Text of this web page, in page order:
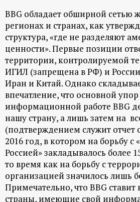
BBG обладает обширной сетью
регионах и странах, как
структура, «где не разделяют
ценности». Первые позиции
территории, контролируемой
ИГИЛ (запрещена в РФ) и
Иран и Китай. Однако
впечатление, что основной упор
информационной работе BBG
нашу страну, а лишь затем на
(подтверждением служит отчет
2016 год, в котором на борьбу с
Россией» закладывалось более
то время как на борьбу с
организацией значилось лишь
Примечательно, что BBG
страны, имеющие свой